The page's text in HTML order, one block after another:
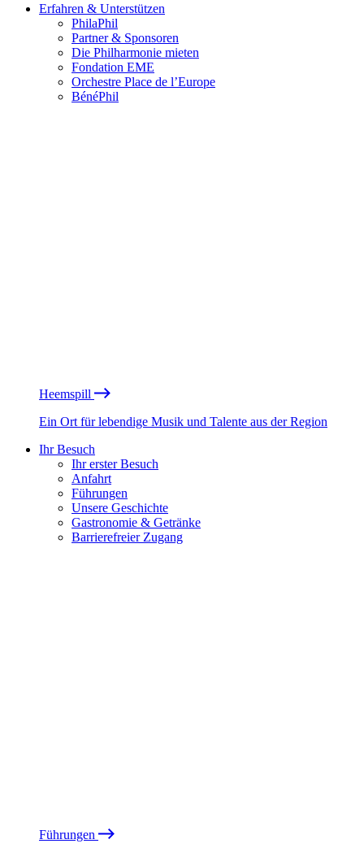
Erfahren & Unterstützen
PhilaPhil
Partner & Sponsoren
Die Philharmonie mieten
Fondation EME
Orchestre Place de l’Europe
BénéPhil
Heemspill
Ein Ort für lebendige Musik und Talente aus der Region
Ihr Besuch
Ihr erster Besuch
Anfahrt
Führungen
Unsere Geschichte
Gastronomie & Getränke
Barrierefreier Zugang
Führungen